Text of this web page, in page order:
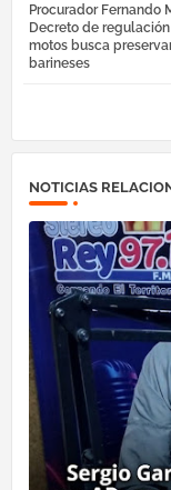
Procurador Fernando
Decreto de
motos busca
barineses
NOTICIAS